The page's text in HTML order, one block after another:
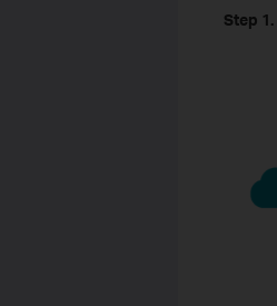
Step 1.